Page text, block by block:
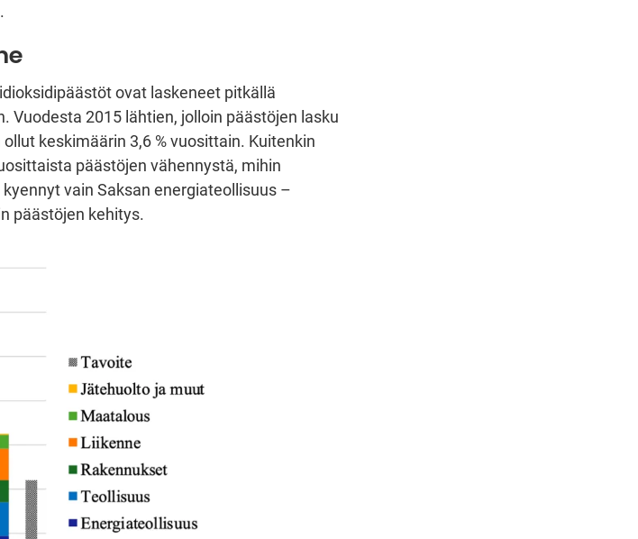
ovat laskeneet pitkällä
Vuodesta 2015 lähtien, jolloin päästöjen lasku
keskimäärin 3,6 % vuosittain. Kuitenkin
päästöjen vähennystä, mihin
vain Saksan energiateollisuus –
päästöjen kehitys.